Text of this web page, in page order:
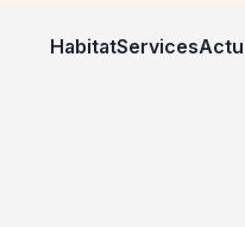
HabitatServices